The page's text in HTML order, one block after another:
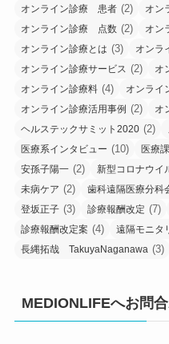
オンライン診療 患者 (2) オン
オンライン診療 点数 (2) オン
オンライン診療とは (3) オンラ
オンライン診療サービス (2) オ
オンライン診療料 (4) オンライ
オンライン診療活用事例 (2) オ
ヘルステックサミット2020 (2)
医療系インタビュー (10) 医療
安孫子陽一 (2) 新型コロナウ
未病ケア (2) 歯科遠隔医療分科
登坂正子 (3) 診療報酬改定 (7)
診療報酬改定案 (4) 遠隔モニタ
長縄拓哉 TakuyaNaganawa (3)
MEDIONLIFEへお問